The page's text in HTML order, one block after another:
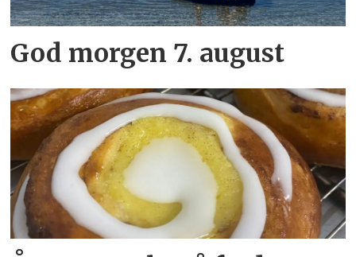
God morgen 7. august